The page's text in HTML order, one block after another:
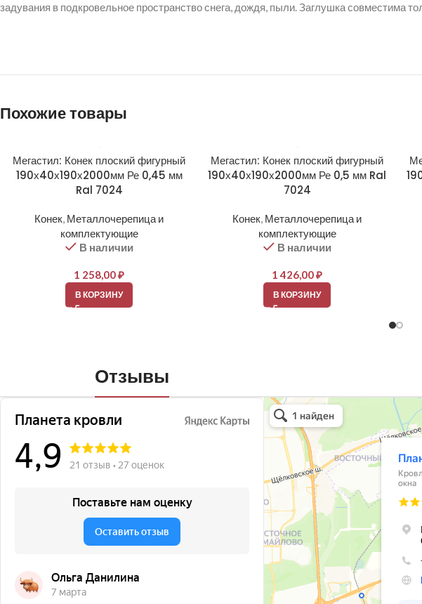
задувания в подкровельное пространство снега, дождя, пыли. Заглушка совместима
Похожие товары
Мегастил: Конек плоский фигурный
190х40х190х2000мм Ре 0,45 мм
Ral 7024
Конек, Металлочерепица и
комплектующие
В наличии
1 258,00₽
В КОРЗИНУ
Мегастил: Конек плоский фигурный
190х40х190х2000мм Ре 0,5 мм Ral
7024
Конек, Металлочерепица и
комплектующие
В наличии
1 426,00₽
В КОРЗИНУ
Отзывы
Планета кровли
Кровля и кровельные материалы в
Окна в Балашихе